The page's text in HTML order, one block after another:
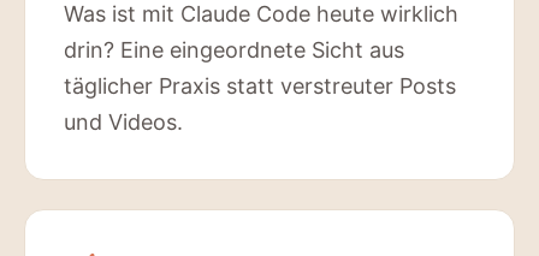
Was ist mit Claude Code heute wirklich
drin? Eine eingeordnete Sicht aus
täglicher Praxis statt verstreuter Posts
und Videos.